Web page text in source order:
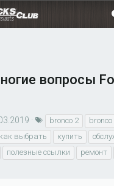
вопросы
е
г
и
bronco 2
bronco
как выбрать купить
полезные ссылки ремонт